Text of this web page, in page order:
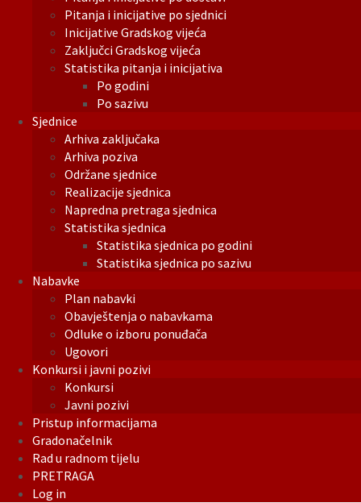
Pitanja i inicijative po sjednici
Inicijative Gradskog vijeća
Zaključci Gradskog vijeća
Statistika pitanja i inicijativa
Po godini
Po sazivu
Sjednice
Arhiva zaključaka
Arhiva poziva
Održane sjednice
Realizacije sjednica
Napredna pretraga sjednica
Statistika sjednica
Statistika sjednica po godini
Statistika sjednica po sazivu
Nabavke
Plan nabavki
Obavještenja o nabavkama
Odluke o izboru ponuđača
Ugovori
Konkursi i javni pozivi
Konkursi
Javni pozivi
Pristup informacijama
Gradonačelnik
Rad u radnom tijelu
PRETRAGA
Log in